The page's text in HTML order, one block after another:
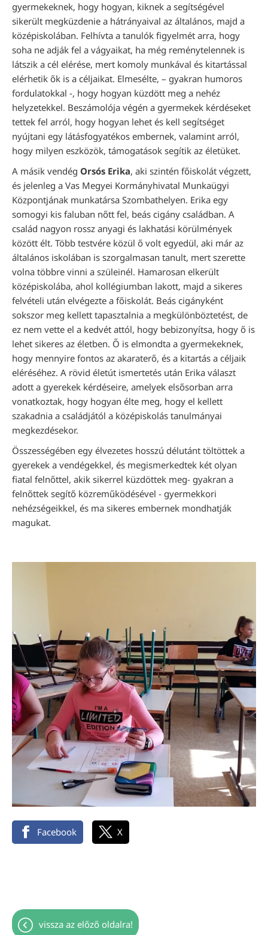
gyermekeknek, hogy hogyan, kiknek a segítségével
sikerült megküzdenie a hátrányaival az általános, majd a
középiskolában. Felhívta a tanulók figyelmét arra, hogy
soha ne adják fel a vágyaikat, ha még reménytelennek is
látszik a cél elérése, mert komoly munkával és kitartással
elérhetik ők is a céljaikat. Elmesélte, – gyakran humoros
fordulatokkal -, hogy hogyan küzdött meg a nehéz
helyzetekkel. Beszámolója végén a gyermekek kérdéseket
tettek fel arról, hogy hogyan lehet és kell segítséget
nyújtani egy látásfogyatékos embernek, valamint arról,
hogy milyen eszközök, támogatások segítik az életüket.
A másik vendég Orsós Erika, aki szintén főiskolát végzett,
és jelenleg a Vas Megyei Kormányhivatal Munkaügyi
Központjának munkatársa Szombathelyen. Erika egy
somogyi kis faluban nőtt fel, beás cigány családban. A
család nagyon rossz anyagi és lakhatási körülmények
között élt. Több testvére közül ő volt egyedül, aki már az
általános iskolában is szorgalmasan tanult, mert szerette
volna többre vinni a szüleinél. Hamarosan elkerült
középiskolába, ahol kollégiumban lakott, majd a sikeres
felvételi után elvégezte a főiskolát. Beás cigányként
sokszor meg kellett tapasztalnia a megkülönböztetést, de
ez nem vette el a kedvét attól, hogy bebizonyítsa, hogy ő is
lehet sikeres az életben. Ő is elmondta a gyermekeknek,
hogy mennyire fontos az akaraterő, és a kitartás a céljaik
eléréséhez. A rövid életút ismertetés után Erika választ
adott a gyerekek kérdéseire, amelyek elsősorban arra
vonatkoztak, hogy hogyan élte meg, hogy el kellett
szakadnia a családjától a középiskolás tanulmányai
megkezdésekor.
Összességében egy élvezetes hosszú délutánt töltöttek a
gyerekek a vendégekkel, és megismerkedtek két olyan
fiatal felnőttel, akik sikerrel küzdöttek meg- gyakran a
felnőttek segítő közreműködésével - gyermekkori
nehézségeikkel, és ma sikeres embernek mondhatják
magukat.
Facebook X
vissza az előző oldalra!